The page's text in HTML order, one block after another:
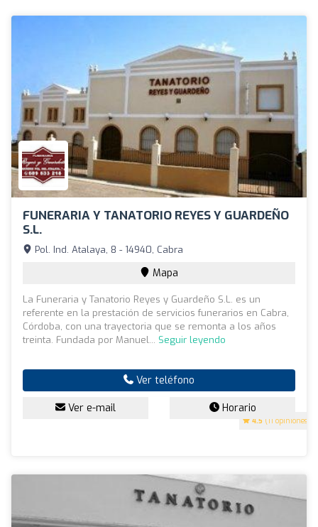
FUNERARIA Y TANATORIO REYES Y GUARDEÑO
S.L.
4.5 (11 opiniones)
Pol. Ind. Atalaya, 8 - 14940, Cabra
Mapa
La Funeraria y Tanatorio Reyes y Guardeño S.L. es un
referente en la prestación de servicios funerarios en Cabra,
Córdoba, con una trayectoria que se remonta a los años
treinta. Fundada por Manuel... Seguir leyendo
Ver teléfono
Ver e-mail Horario